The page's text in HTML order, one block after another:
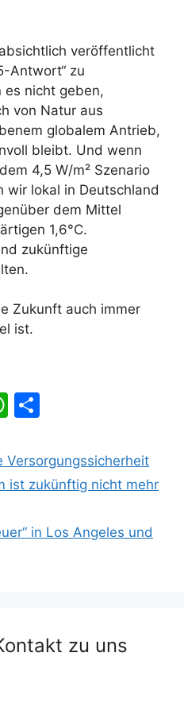
veröffentlicht
Antwort“ zu
es nicht geben,
von Natur aus
globalem Antrieb,
bleibt. Und wenn
4,5 W/m² Szenario
lokal in Deutschland
dem Mittel
1,6°C.
zukünftige
Zukunft auch immer
ist.
W
at
s
p
le
n
Versorgungssicherheit
ist zukünftig nicht mehr
in Los Angeles und
zu uns